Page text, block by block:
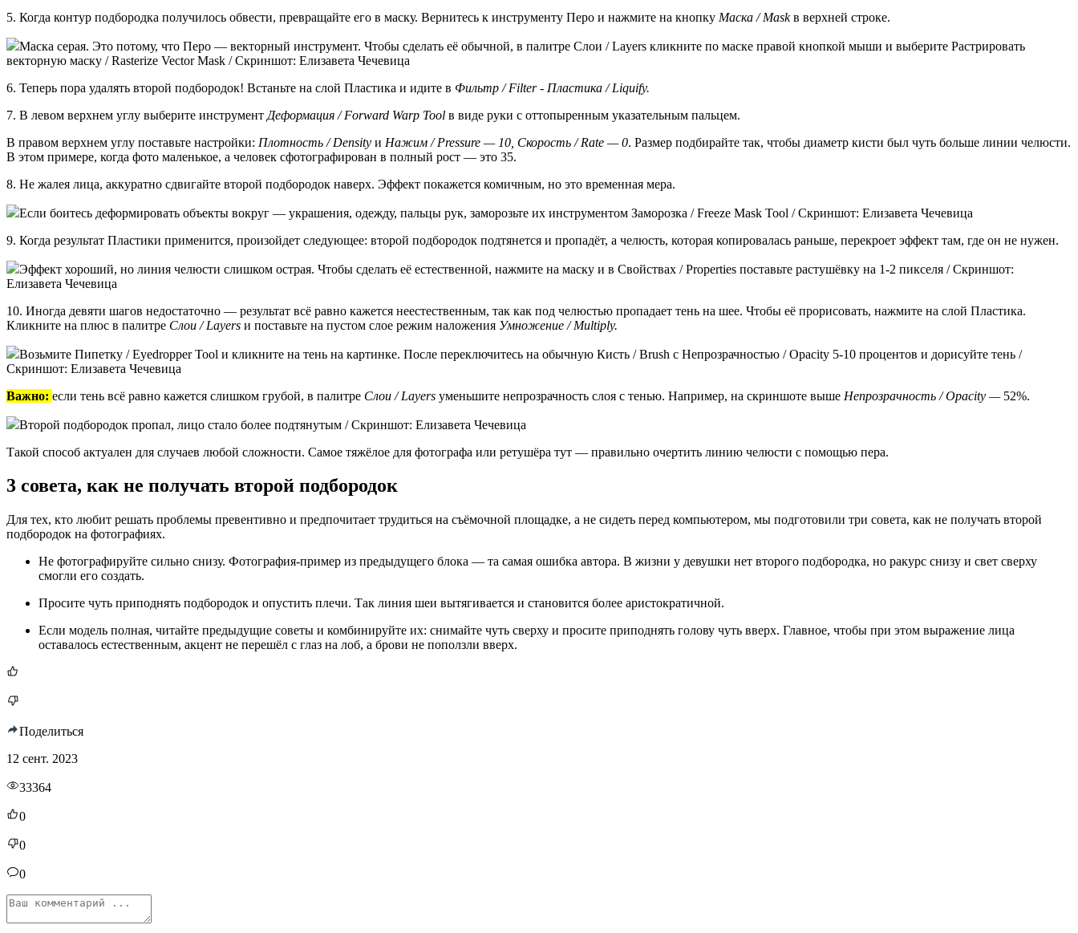
5. Когда контур подбородка получилось обвести, превращайте его в маску. Вернитесь к инструменту Перо и нажмите на кнопку Маска / Maskв верхней строке.
Маска серая. Это потому, что Перо — векторный инструмент. Чтобы сделать её обычной, в палитре Слои / Layers кликните по маске правой кнопкой мыши и выберите Растрировать
векторную маску / Rasterize Vector Mask / Скриншот: Елизавета Чечевица
6. Теперь пора удалять второй подбородок! Встаньте на слой Пластика и идите в Фильтр / Filter - Пластика / Liquify.
7. В левом верхнем углу выберите инструмент Деформация / Forward Warp Tool в виде руки с оттопыренным указательным пальцем.
В правом верхнем углу поставьте настройки: Плотность / Density и Нажим / Pressure — 10, Скорость / Rate — 0. Размер подбирайте так, чтобы диаметр кисти был чуть больше линии челюсти.
В этом примере, когда фото маленькое, а человек сфотографирован в полный рост — это 35.
8. Не жалея лица, аккуратно сдвигайте второй подбородок наверх. Эффект покажется комичным, но это временная мера.
Если боитесь деформировать объекты вокруг — украшения, одежду, пальцы рук, заморозьте их инструментом Заморозка / Freeze Mask Tool / Скриншот: Елизавета Чечевица
9. Когда результат Пластики применится, произойдет следующее: второй подбородок подтянется и пропадёт, а челюсть, которая копировалась раньше, перекроет эффект там, где он не нужен.
Эффект хороший, но линия челюсти слишком острая. Чтобы сделать её естественной, нажмите на маску и в Свойствах / Properties поставьте растушёвку на 1-2 пикселя / Скриншот:
Елизавета Чечевица
10. Иногда девяти шагов недостаточно — результат всё равно кажется неестественным, так как под челюстью пропадает тень на шее. Чтобы её прорисовать, нажмите на слой Пластика.
Кликните на плюс в палитре Слои / Layers и поставьте на пустом слое режим наложения Умножение / Multiply.
Возьмите Пипетку / Eyedropper Tool и кликните на тень на картинке. После переключитесь на обычную Кисть / Brush с Непрозрачностью / Opacity 5-10 процентов и дорисуйте тень /
Скриншот: Елизавета Чечевица
Важно: если тень всё равно кажется слишком грубой, в палитре Слои / Layers уменьшите непрозрачность слоя с тенью. Например, на скриншоте выше Непрозрачность / Opacity — 52%.
Второй подбородок пропал, лицо стало более подтянутым / Скриншот: Елизавета Чечевица
Такой способ актуален для случаев любой сложности. Самое тяжёлое для фотографа или ретушёра тут — правильно очертить линию челюсти с помощью пера.
3 совета, как не получать второй подбородок
Для тех, кто любит решать проблемы превентивно и предпочитает трудиться на съёмочной площадке, а не сидеть перед компьютером, мы подготовили три совета, как не получать второй
подбородок на фотографиях.
Не фотографируйте сильно снизу. Фотография-пример из предыдущего блока — та самая ошибка автора. В жизни у девушки нет второго подбородка, но ракурс снизу и свет сверху
смогли его создать.
Просите чуть приподнять подбородок и опустить плечи. Так линия шеи вытягивается и становится более аристократичной.
Если модель полная, читайте предыдущие советы и комбинируйте их: снимайте чуть сверху и просите приподнять голову чуть вверх. Главное, чтобы при этом выражение лица
оставалось естественным, акцент не перешёл с глаз на лоб, а брови не поползли вверх.
Поделиться
12 сент. 2023
33364
0
0
0